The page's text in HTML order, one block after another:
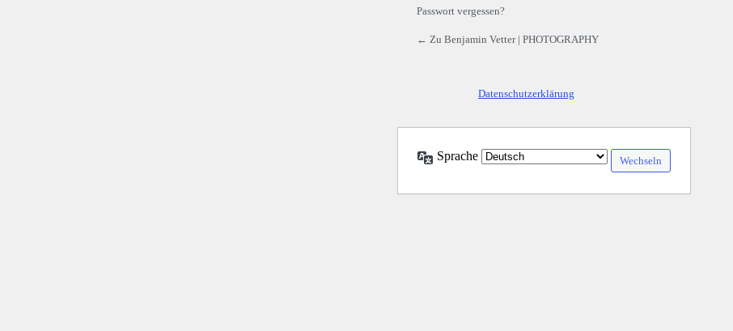
Passwort vergessen?
← Zu Benjamin Vetter | PHOTOGRAPHY
Datenschutzerklärung
Sprache